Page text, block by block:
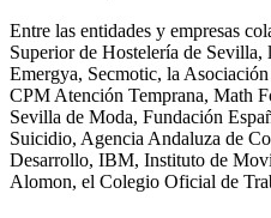
Entre las entidades y empresas
Superior de Hostelería de
Emergya, Secmotic, la
CPM Atención Temprana, Math
Sevilla de Moda, Fundación
Suicidio, Agencia Andaluza de
Desarrollo, IBM, Instituto de
Alomon, el Colegio Oficial de